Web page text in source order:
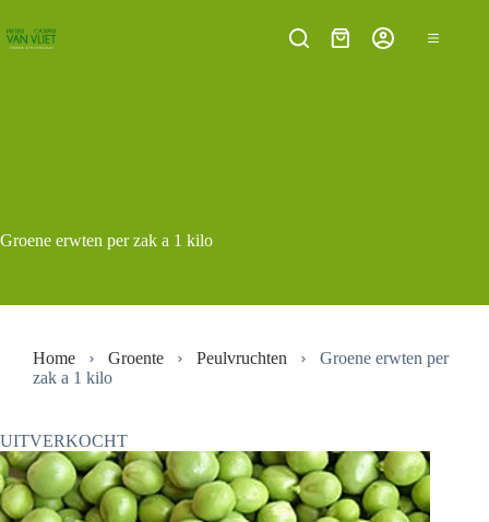
naar
de
Winkelwagen
Groene erwten per zak a 1 kilo
Home Groente Peulvruchten
Groene erwten per
zak a 1 kilo
UITVERKOCHT